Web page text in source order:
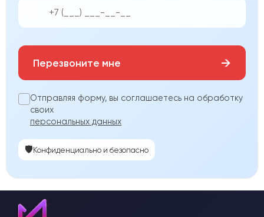
Перезвоните мне →
Отправляя форму, вы соглашаетесь на обработку
своих
персональных данных
🛡️Конфиденциально и безопасно